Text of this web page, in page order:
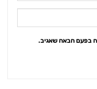
בפעם הבאה שאגיב.